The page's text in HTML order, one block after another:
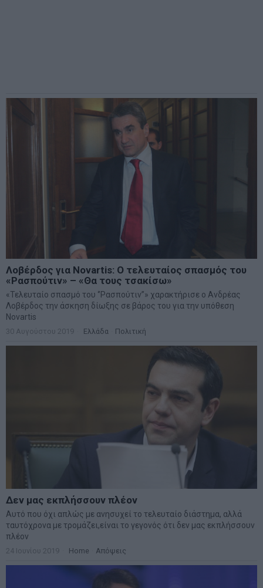
Λοβέρδος για Novartis: Ο τελευταίος σπασμός του
«Ρασπούτιν» – «Θα τους τσακίσω»
«Τελευταίο σπασμό του ‘’Ρασπούτιν’’» χαρακτήρισε ο Ανδρέας
Λοβέρδος την άσκηση δίωξης σε βάρος του για την υπόθεση
Novartis
30 Αυγούστου 2019 Ελλάδα Πολιτική
Δεν μας εκπλήσσουν πλέον
Αυτό που όχι απλώς με ανησυχεί το τελευταίο διάστημα, αλλά
ταυτόχρονα με τρομάζει,είναι το γεγονός ότι δεν μας εκπλήσσουν
πλέον
24 Ιουνίου 2019 Home Απόψεις